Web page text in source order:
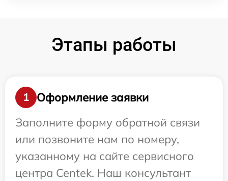
Этапы работы
1
Оформление заявки
Заполните форму обратной связи
или позвоните нам по номеру,
указанному на сайте сервисного
центра Centek. Наш консультант